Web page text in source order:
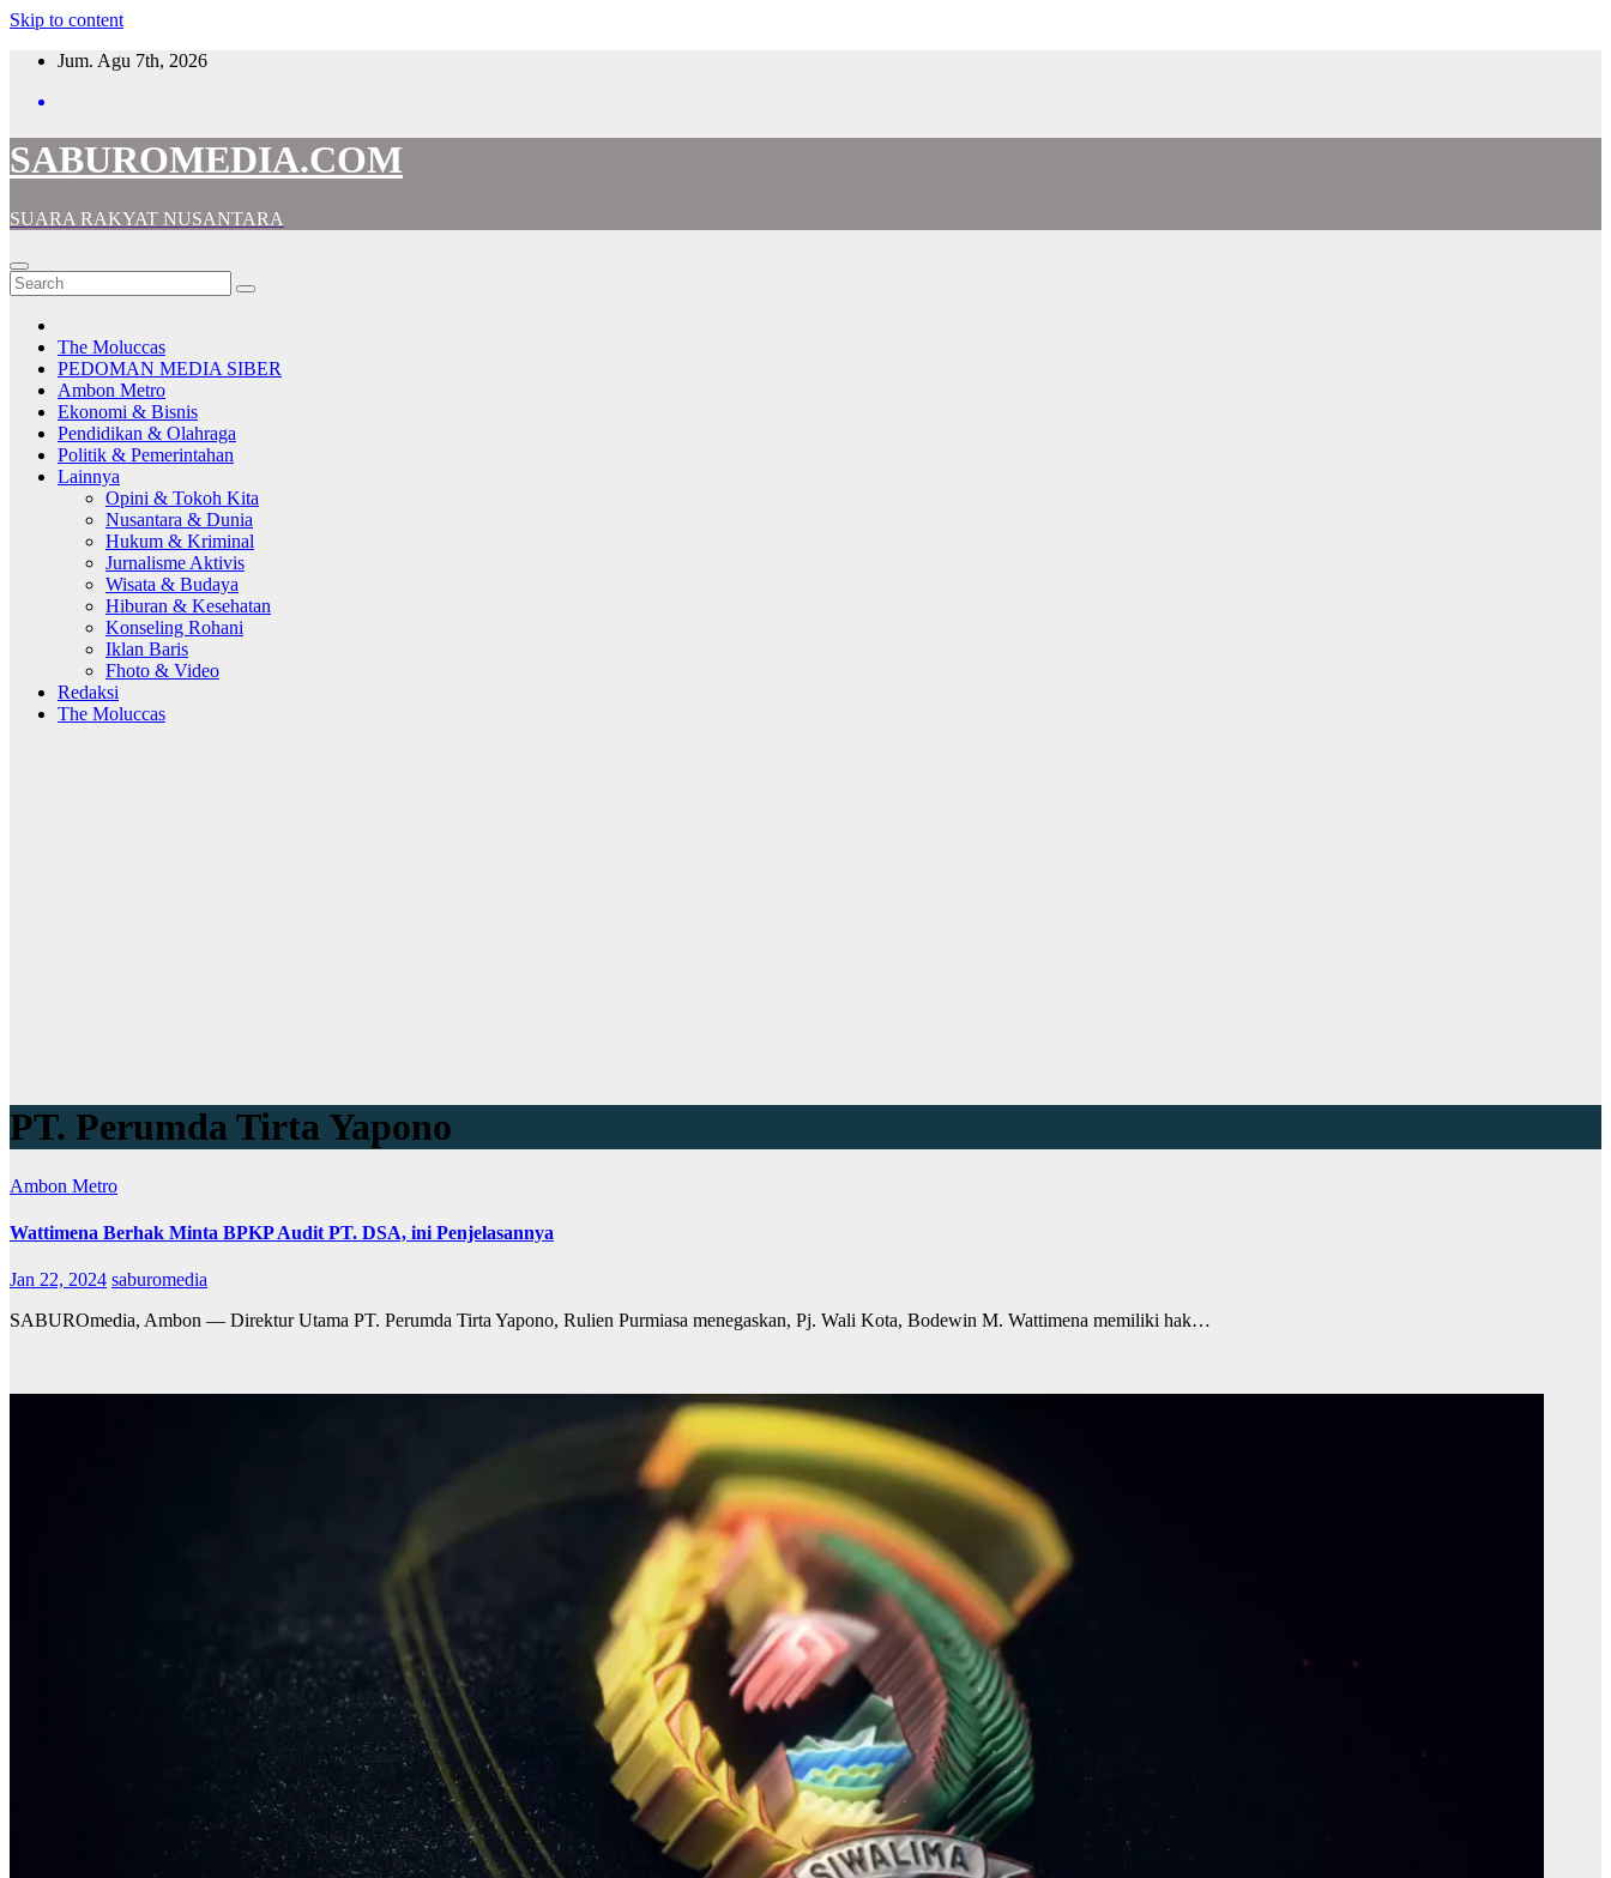
Skip to content
Jum. Agu 7th, 2026
SABUROMEDIA.COM
SUARA RAKYAT NUSANTARA
The Moluccas
PEDOMAN MEDIA SIBER
Ambon Metro
Ekonomi & Bisnis
Pendidikan & Olahraga
Politik & Pemerintahan
Lainnya
Opini & Tokoh Kita
Nusantara & Dunia
Hukum & Kriminal
Jurnalisme Aktivis
Wisata & Budaya
Hiburan & Kesehatan
Konseling Rohani
Iklan Baris
Fhoto & Video
Redaksi
The Moluccas
PT. Perumda Tirta Yapono
Ambon Metro
Wattimena Berhak Minta BPKP Audit PT. DSA, ini Penjelasannya
Jan 22, 2024 saburomedia
SABUROmedia, Ambon — Direktur Utama PT. Perumda Tirta Yapono, Rulien Purmiasa menegaskan, Pj. Wali Kota, Bodewin M. Wattimena memiliki hak…